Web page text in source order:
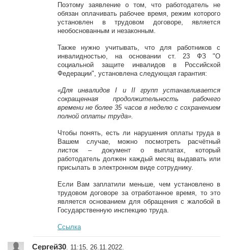
Поэтому заявление о том, что работодатель не
обязан оплачивать рабочее время, режим которого
установлен в трудовом договоре, является
необоснованным и незаконным.
Также нужно учитывать, что для работников с
инвалидностью, на основании ст. 23 ФЗ "О
социальной защите инвалидов в Российской
Федерации", установлена следующая гарантия:
«Для инвалидов I и II групп устанавливается
сокращенная продолжительность рабочего
времени не более 35 часов в неделю с сохранением
полной оплаты труда».
Чтобы понять, есть ли нарушения оплаты труда в
Вашем случае, можно посмотреть расчётный
листок – документ о выплатах, который
работодатель должен каждый месяц выдавать или
присылать в электронном виде сотруднику.
Если Вам заплатили меньше, чем установлено в
трудовом договоре за отработанное время, то это
является основанием для обращения с жалобой в
Государственную инспекцию труда.
Ссылка
Сергей30 . 11:15, 26.11.2022.